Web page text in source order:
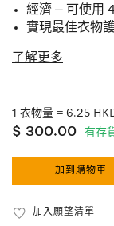
經濟 – 可使用
實現最佳衣物
了解更多
1 衣物量 = 6.25
$ 300.00 有存
加到購物車
加入願望清單